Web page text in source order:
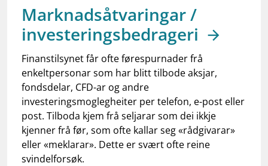
dashboardInformasjon for investorer
notifications_noneAbonner på nyhetsvarsel
Marknadsåtvaringar /
investeringsbedrageri
Finanstilsynet får ofte førespurnader frå
enkeltpersonar som har blitt tilbode aksjar,
fondsdelar, CFD-ar og andre
investeringsmoglegheiter per telefon, e-post eller
post. Tilboda kjem frå seljarar som dei ikkje
kjenner frå før, som ofte kallar seg «rådgivarar»
eller «meklarar». Dette er svært ofte reine
svindelforsøk.